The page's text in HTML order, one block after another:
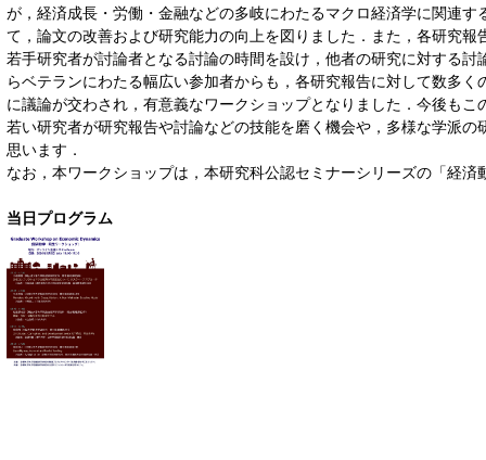
が，経済成長・労働・金融などの多岐にわたるマクロ経済学に関連す
て，論文の改善および研究能力の向上を図りました．また，各研究報
若手研究者が討論者となる討論の時間を設け，他者の研究に対する討
らベテランにわたる幅広い参加者からも，各研究報告に対して数多
に議論が交わされ，有意義なワークショップとなりました．今後も
若い研究者が研究報告や討論などの技能を磨く機会や，多様な学派の
思います．
なお，本ワークショップは，本研究科公認セミナーシリーズの「経済
当日プログラム